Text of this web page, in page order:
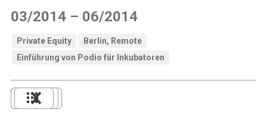
03/2014 – 06/2014
Private Equity
Berlin, Remote
Einführung von Podio für Inkubatoren